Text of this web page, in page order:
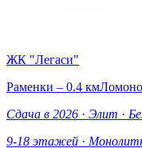
ЖК "Легаси"
Раменки – 0.4 км
Сдача в 2026 · Элит ·
9-18 этажей ·